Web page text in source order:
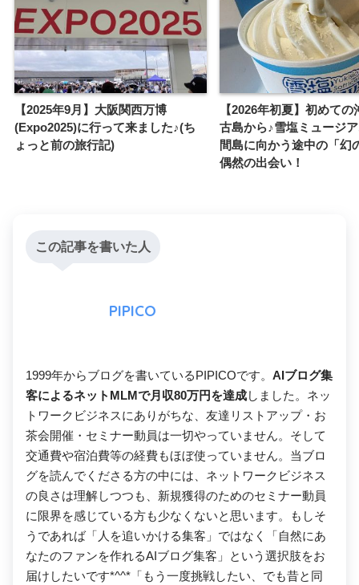
【2025年9月】大阪関西万博
(Expo2025)に行って来ました♪(ち
ょっと前の旅行記)
【2026年初夏】初めての
古島から♪雪塩ミュージ
間島に向かう途中の「幻
偶然の出会い！
この記事を書いた人
PIPICO
1999年からブログを書いているPIPICOです。 AIブログ集
客によるネットMLMで月収80万円を達成しました。ネッ
トワークビジネスにありがちな、友達リストアップ・お
茶会開催・セミナー動員は一切やっていません。そして
交通費や宿泊費等の経費もほぼ使っていません。当ブロ
グを読んでくださる方の中には、ネットワークビジネス
の良さは理解しつつも、新規獲得のためのセミナー動員
に限界を感じている方も少なくないと思います。もしそ
うであれば「人を追いかける集客」ではなく「自然にあ
なたのファンを作れるAIブログ集客」という選択肢をお
届けしたいです*^^*「もう一度挑戦したい、でも昔と同